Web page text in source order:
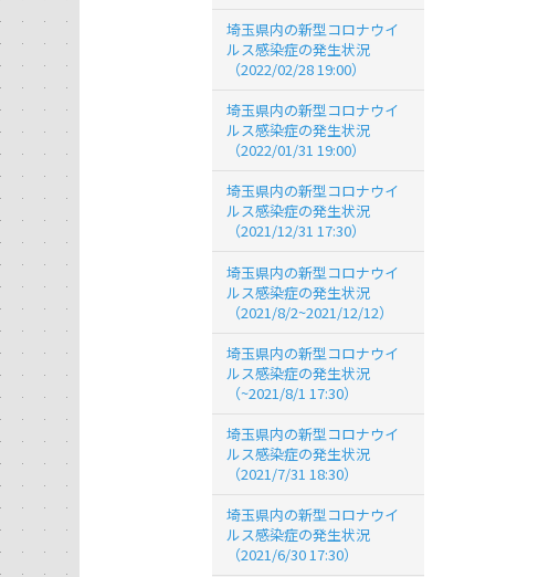
埼玉県内の新型コロナウイ
ルス感染症の発生状況
（2022/02/28 19:00）
埼玉県内の新型コロナウイ
ルス感染症の発生状況
（2022/01/31 19:00）
埼玉県内の新型コロナウイ
ルス感染症の発生状況
（2021/12/31 17:30）
埼玉県内の新型コロナウイ
ルス感染症の発生状況
（2021/8/2~2021/12/12）
埼玉県内の新型コロナウイ
ルス感染症の発生状況
（~2021/8/1 17:30）
埼玉県内の新型コロナウイ
ルス感染症の発生状況
（2021/7/31 18:30）
埼玉県内の新型コロナウイ
ルス感染症の発生状況
（2021/6/30 17:30）